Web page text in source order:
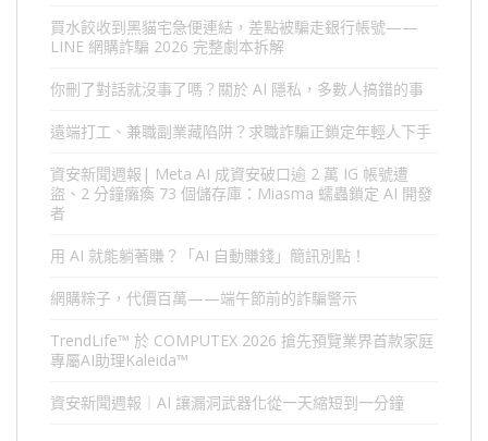
買水餃收到黑貓宅急便連結，差點被騙走銀行帳號——
LINE 網購詐騙 2026 完整劇本拆解
你刪了對話就沒事了嗎？關於 AI 隱私，多數人搞錯的事
遠端打工、兼職副業藏陷阱？求職詐騙正鎖定年輕人下手
資安新聞週報| Meta AI 成資安破口逾 2 萬 IG 帳號遭
盜、2 分鐘癱瘓 73 個儲存庫：Miasma 蠕蟲鎖定 AI 開發
者
用 AI 就能躺著賺？「AI 自動賺錢」簡訊別點！
網購粽子，代價百萬——端午節前的詐騙警示
TrendLife™ 於 COMPUTEX 2026 搶先預覽業界首款家庭
專屬AI助理Kaleida™
資安新聞週報｜AI 讓漏洞武器化從一天縮短到一分鐘